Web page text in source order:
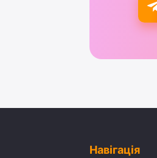
Навігація